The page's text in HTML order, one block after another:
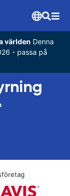
världen Denna
- passa på